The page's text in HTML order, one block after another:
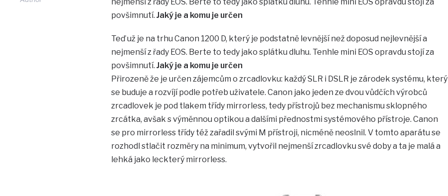
povšimnutí. Jaký je a komu je určen
Teď už je na trhu Canon 1200 D, který je podstatně levnější než doposud nejlevnější a
nejmenší z řady EOS. Berte to tedy jako splátku dluhu. Tenhle mini EOS opravdu stojí za
povšimnutí. Jaký je a komu je určen
Přirozeně že je určen zájemcům o zrcadlovku: každý SLR i DSLR je zárodek systému, který
se buduje a rozvíjí podle potřeb uživatele. Canon jako jeden ze dvou vůdčích výrobců
zrcadlovek je pod tlakem třídy mirrorless, tedy přístrojů bez mechanismu sklopného
zrcátka, avšak s výměnnou optikou a dalšími přednostmi systémového přístroje. Canon
se pro mirrorless třídy též zařadil svými M přístroji, nicméně neoslnil. V tomto aparátu se
rozhodl stlačit rozměry na minimum, vytvořil nejmenší zrcadlovku své doby a ta je malá a
lehká jako leckterý mirrorless.